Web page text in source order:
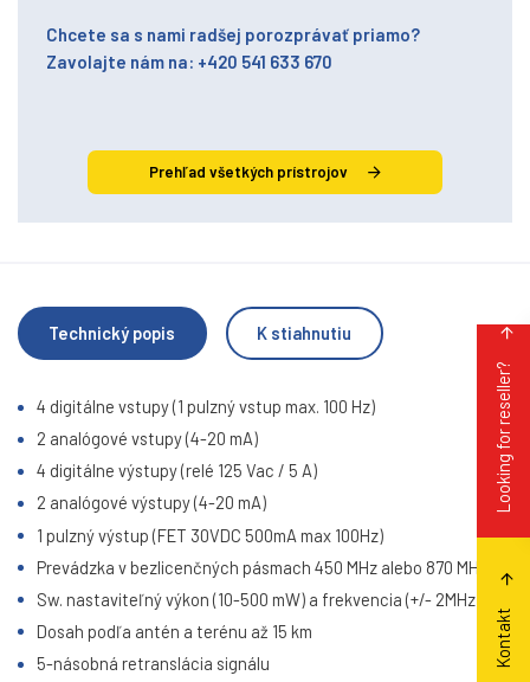
Chcete sa s nami radšej porozprávať priamo?
Zavolajte nám na: +420 541 633 670
Prehľad všetkých prístrojov
Technický popis K stiahnutiu
4 digitálne vstupy (1 pulzný vstup max. 100 Hz)
2 analógové vstupy (4-20 mA)
4 digitálne výstupy (relé 125 Vac / 5 A)
2 analógové výstupy (4-20 mA)
1 pulzný výstup (FET 30VDC 500mA max 100Hz)
Prevádzka v bezlicenčných pásmach 450 MHz alebo 870 MHz
Sw. nastaviteľný výkon (10-500 mW) a frekvencia (+/- 2MHz)
Dosah podľa antén a terénu až 15 km
5-násobná retranslácia signálu
Kontakt
Looking for reseller?